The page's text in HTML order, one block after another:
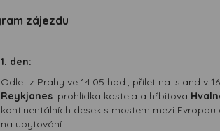
zájezdu
1. den:
Odlet z Prahy ve 14:05 hod., přílet na Island v
Reykjanes: prohlídka kostela a hřbitova
kontinentálních desek s mostem mezi
na ubytování.